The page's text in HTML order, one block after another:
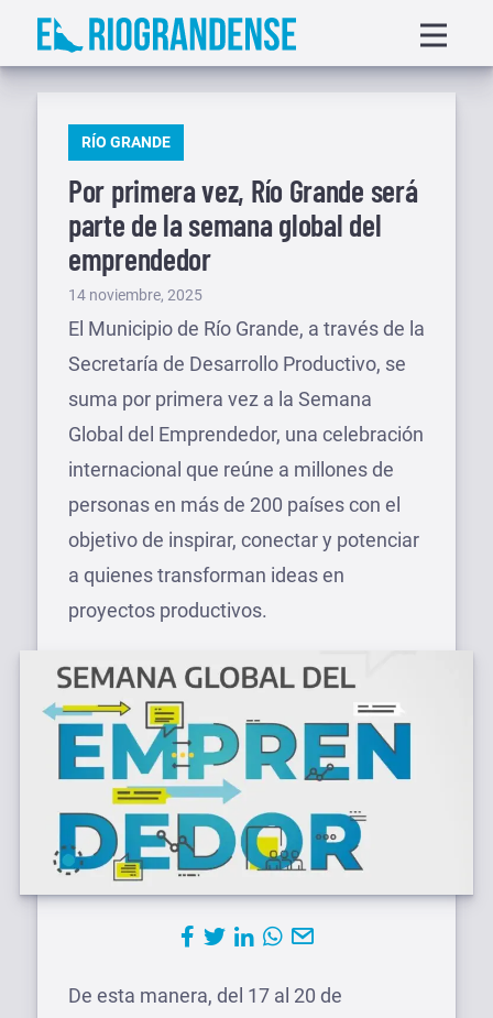
Saltar
menu
PUBLICADO
RÍO GRANDE
Por primera vez, Río Grande será
parte de la semana global del
emprendedor
Publicado
el
14 noviembre, 2025
El Municipio de Río Grande, a través de la
Secretaría de Desarrollo Productivo, se
suma por primera vez a la Semana
Global del Emprendedor, una celebración
internacional que reúne a millones de
personas en más de 200 países con el
objetivo de inspirar, conectar y potenciar
a quienes transforman ideas en
proyectos productivos.
De esta manera, del 17 al 20 de